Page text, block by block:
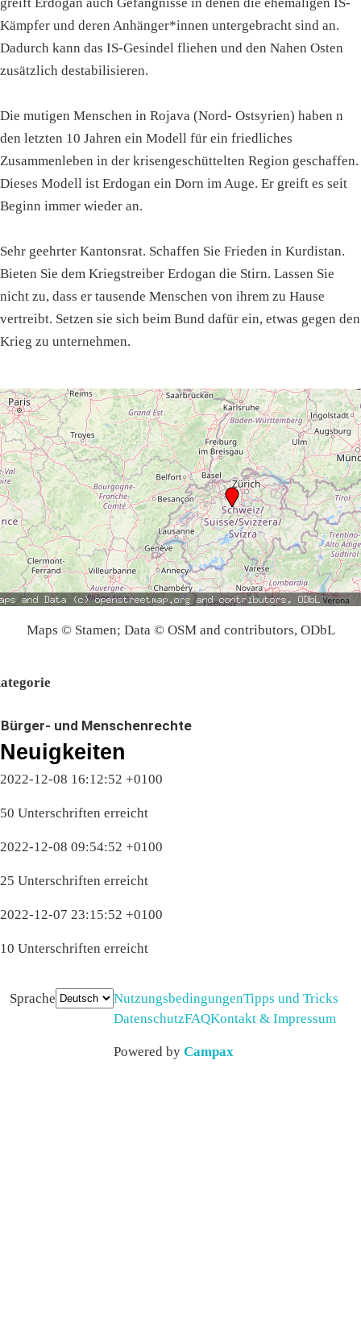
greift Erdogan auch Gefängnisse in denen die ehemaligen IS-
Kämpfer und deren Anhänger*innen untergebracht sind an.
Dadurch kann das IS-Gesindel fliehen und den Nahen Osten
zusätzlich destabilisieren.
Die mutigen Menschen in Rojava (Nord- Ostsyrien) haben n
den letzten 10 Jahren ein Modell für ein friedliches
Zusammenleben in der krisengeschüttelten Region geschaffen.
Dieses Modell ist Erdogan ein Dorn im Auge. Er greift es seit
Beginn immer wieder an.
Sehr geehrter Kantonsrat. Schaffen Sie Frieden in Kurdistan.
Bieten Sie dem Kriegstreiber Erdogan die Stirn. Lassen Sie
nicht zu, dass er tausende Menschen von ihrem zu Hause
vertreibt. Setzen sie sich beim Bund dafür ein, etwas gegen den
Krieg zu unternehmen.
Maps © Stamen; Data © OSM and contributors, ODbL
Bürger- und Menschenrechte
Neuigkeiten
2022-12-08 16:12:52 +0100
50 Unterschriften erreicht
2022-12-08 09:54:52 +0100
25 Unterschriften erreicht
2022-12-07 23:15:52 +0100
10 Unterschriften erreicht
Sprache NutzungsbedingungenTipps und Tricks
DatenschutzFAQKontakt & Impressum
Powered by Campax